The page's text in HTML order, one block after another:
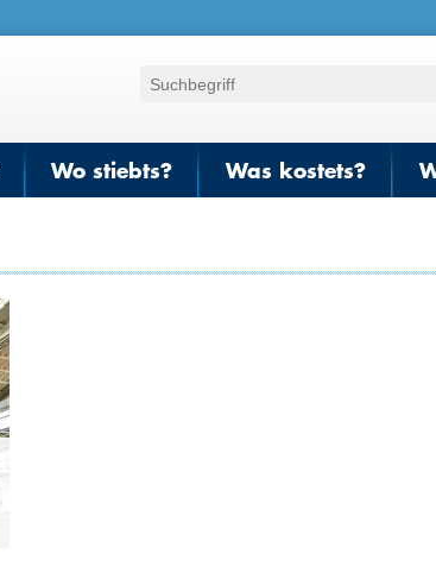
Wo stiebts? Was kostets?